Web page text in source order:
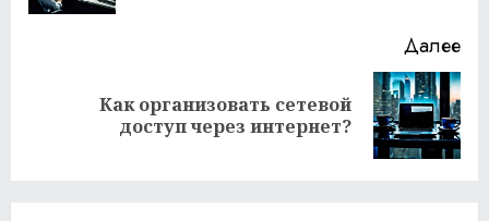
Далее
СледующаяКак организовать сетевой
доступ через интернет?